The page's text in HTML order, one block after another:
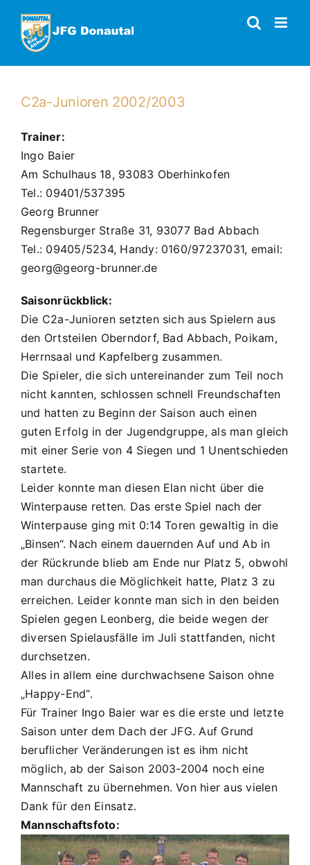
Inhalt
springen
C2a-Junioren 2002/2003
Trainer:
Ingo Baier
Am Schulhaus 18, 93083 Oberhinkofen
Tel.: 09401/537395
Georg Brunner
Regensburger Straße 31, 93077 Bad Abbach
Tel.: 09405/5234, Handy: 0160/97237031, email:
georg@georg-brunner.de
Saisonrückblick:
Die C2a-Junioren setzten sich aus Spielern aus
den Ortsteilen Oberndorf, Bad Abbach, Poikam,
Herrnsaal und Kapfelberg zusammen.
Die Spieler, die sich untereinander zum Teil noch
nicht kannten, schlossen schnell Freundschaften
und hatten zu Beginn der Saison auch einen
guten Erfolg in der Jugendgruppe, als man gleich
mit einer Serie von 4 Siegen und 1 Unentschieden
startete.
Leider konnte man diesen Elan nicht über die
Winterpause retten. Das erste Spiel nach der
Winterpause ging mit 0:14 Toren gewaltig in die
„Binsen“. Nach einem dauernden Auf und Ab in
der Rückrunde blieb am Ende nur Platz 5, obwohl
man durchaus die Möglichkeit hatte, Platz 3 zu
erreichen. Leider konnte man sich in den beiden
Spielen gegen Leonberg, die beide wegen der
diversen Spielausfälle im Juli stattfanden, nicht
durchsetzen.
Alles in allem eine durchwachsene Saison ohne
„Happy-End“.
Für Trainer Ingo Baier war es die erste und letzte
Saison unter dem Dach der JFG. Auf Grund
beruflicher Veränderungen ist es ihm nicht
möglich, ab der Saison 2003-2004 noch eine
Mannschaft zu übernehmen. Von hier aus vielen
Dank für den Einsatz.
Mannschaftsfoto: